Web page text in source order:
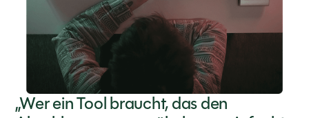
„Wer ein Tool braucht, das den